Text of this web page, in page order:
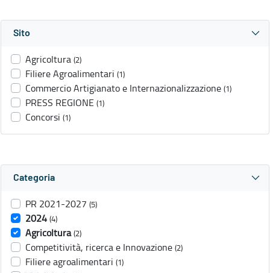
Sito
Agricoltura (2)
Filiere Agroalimentari (1)
Commercio Artigianato e Internazionalizzazione (1)
PRESS REGIONE (1)
Concorsi (1)
Categoria
PR 2021-2027 (5)
2024 (4)
Agricoltura (2)
Competitività, ricerca e Innovazione (2)
Filiere agroalimentari (1)